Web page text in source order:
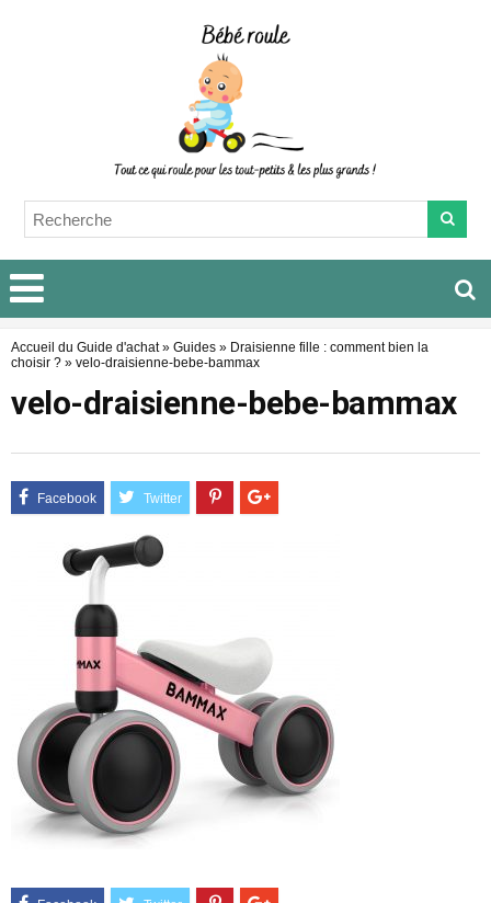
Accueil du Guide d'achat» Guides » Draisienne fille : comment bien la
choisir ? » velo-draisienne-bebe-bammax
velo-draisienne-bebe-bammax